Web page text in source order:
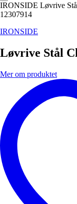
IRONSIDE Løvrive
12307914
IRONSIDE
Løvrive Stål
Mer om produktet